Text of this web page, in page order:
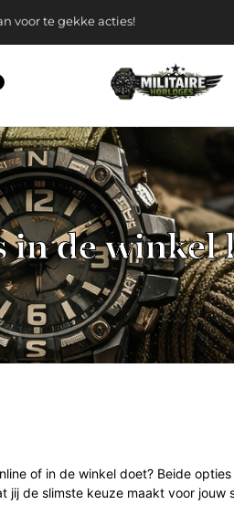
voor te gekke acties!
de winkel
of in de winkel doet? Beide
jij de slimste keuze maakt voor jouw